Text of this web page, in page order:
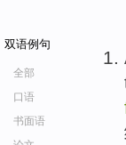
双语例句
全部
口语
书面语